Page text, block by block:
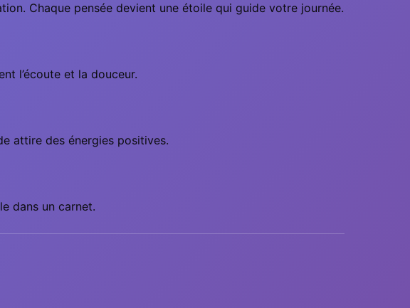
Chaque pensée devient une étoile qui guide votre journée.
l’écoute et la douceur.
attire des énergies positives.
dans un carnet.